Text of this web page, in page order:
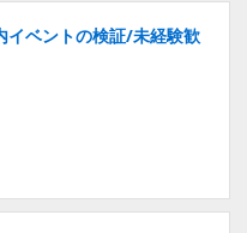
イベントの検証/未経験歓